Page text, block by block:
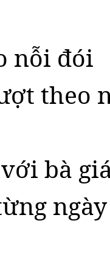
nỗi đói
theo
bà
ngày